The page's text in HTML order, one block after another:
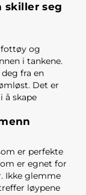
skiller seg
og
i tankene.
fra en
Det er
å skape
er perfekte
er egnet for
Ikke glemme
løypene